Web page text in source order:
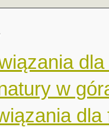
dla
w